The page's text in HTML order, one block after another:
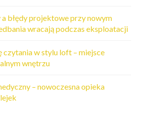
błędy projektowe przy nowym
wracają podczas eksploatacji
czytania w stylu loft – miejsce
wnętrzu
– nowoczesna opieka